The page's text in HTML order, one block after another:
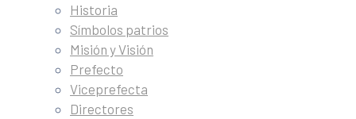
Historia
Símbolos patrios
Misión y Visión
Prefecto
Viceprefecta
Directores